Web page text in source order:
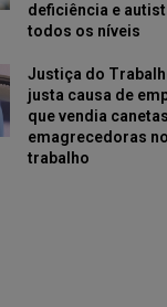
deficiência e
todos os níveis
Justiça do
justa causa de
que vendia canetas
emagrecedoras
trabalho